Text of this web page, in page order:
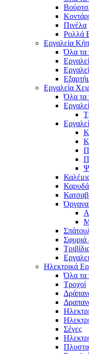
Πινέλα
Ρολλά
Εργαλεία
Όλα τα
Εργαλεία
Όλα τα
Σφυριά
Ηλεκτρικά
Όλα τα
Τροχοί
Σέγες